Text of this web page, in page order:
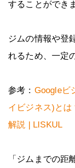
することができ
ジムの情報や登
れるため、一定
参考： Googleビ
イビジネス)と
解説 | LISKUL
「ジムまでの距